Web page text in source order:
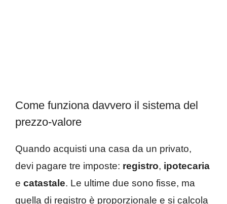
Come funziona davvero il sistema del
prezzo-valore
Quando acquisti una casa da un privato,
devi pagare tre imposte: registro, ipotecaria
e catastale. Le ultime due sono fisse, ma
quella di registro è proporzionale e si calcola